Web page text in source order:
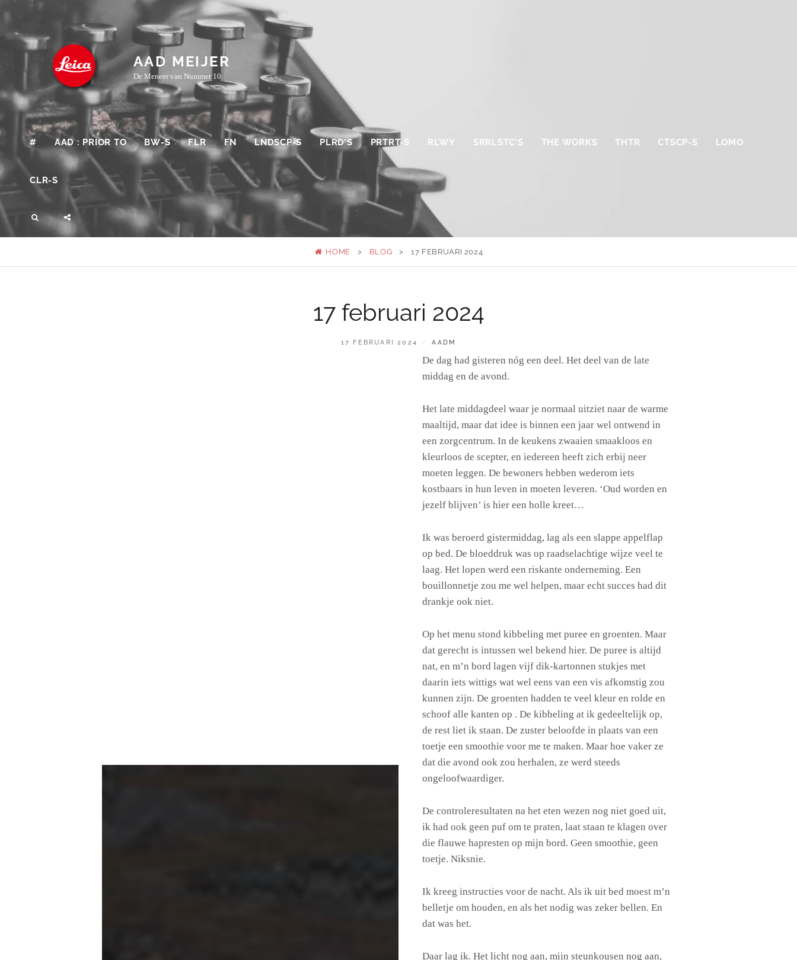
content
AAD MEIJER
De Meneer van Nummer 10
# AAD : PRIOR TO BW-S FLR FN LNDSCP-S PLRD’S PRTRT-S RLWY SRRLSTC’S THE WORKS THTR CTSCP-S LOMO
CLR-S
SEARCH
HOME > BLOG > 17 FEBRUARI 2024
17 februari 2024
GEPLAATST
17 FEBRUARI 2024 BY
AADM
De dag had gisteren nóg een deel. Het deel van de late
middag en de avond.
Het late middagdeel waar je normaal uitziet naar de warme
maaltijd, maar dat idee is binnen een jaar wel ontwend in
een zorgcentrum. In de keukens zwaaien smaakloos en
kleurloos de scepter, en iedereen heeft zich erbij neer
moeten leggen. De bewoners hebben wederom iets
kostbaars in hun leven in moeten leveren. ‘Oud worden en
jezelf blijven’ is hier een holle kreet…
Ik was beroerd gistermiddag, lag als een slappe appelflap
op bed. De bloeddruk was op raadselachtige wijze veel te
laag. Het lopen werd een riskante onderneming. Een
bouillonnetje zou me wel helpen, maar echt succes had dit
drankje ook niet.
Op het menu stond kibbeling met puree en groenten. Maar
dat gerecht is intussen wel bekend hier. De puree is altijd
nat, en m’n bord lagen vijf dik-kartonnen stukjes met
daarin iets wittigs wat wel eens van een vis afkomstig zou
kunnen zijn. De groenten hadden te veel kleur en rolde en
schoof alle kanten op . De kibbeling at ik gedeeltelijk op,
de rest liet ik staan. De zuster beloofde in plaats van een
toetje een smoothie voor me te maken. Maar hoe vaker ze
dat die avond ook zou herhalen, ze werd steeds
ongeloofwaardiger.
De controleresultaten na het eten wezen nog niet goed uit,
ik had ook geen puf om te praten, laat staan te klagen over
die flauwe hapresten op mijn bord. Geen smoothie, geen
toetje. Niksnie.
Ik kreeg instructies voor de nacht. Als ik uit bed moest m’n
belletje om houden, en als het nodig was zeker bellen. En
dat was het.
Daar lag ik. Het licht nog aan, mijn steunkousen nog aan,